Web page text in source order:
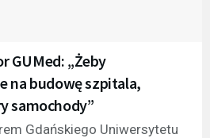
GUMed: „Żeby
na budowę szpitala,
samochody”
Gdańskiego Uniwersytetu